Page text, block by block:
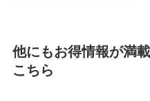
他にもお得情報が満
こちら